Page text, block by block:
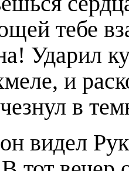
тебе
Ударил
и
в
видел